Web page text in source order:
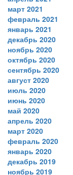
март 2021
февраль 2021
январь 2021
декабрь 2020
ноябрь 2020
октябрь 2020
сентябрь 2020
август 2020
июль 2020
июнь 2020
май 2020
апрель 2020
март 2020
февраль 2020
январь 2020
декабрь 2019
ноябрь 2019